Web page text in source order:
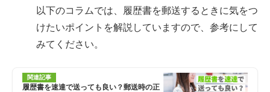
以下のコラムでは、履歴書を郵送するときに気をつ
けたいポイントを解説していますので、参考にして
みてください。
関連記事
履歴書を速達で送っても良い？郵送時の正